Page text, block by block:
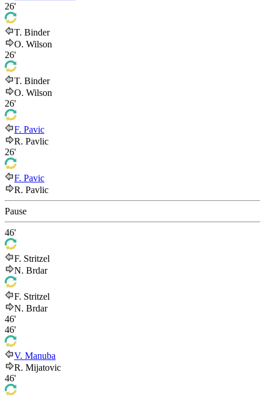
26'
T. Binder
O. Wilson
26'
T. Binder
O. Wilson
26'
F. Pavic
R. Pavlic
26'
F. Pavic
R. Pavlic
Pause
46'
F. Stritzel
N. Brdar
F. Stritzel
N. Brdar
46'
46'
V. Manuba
R. Mijatovic
46'